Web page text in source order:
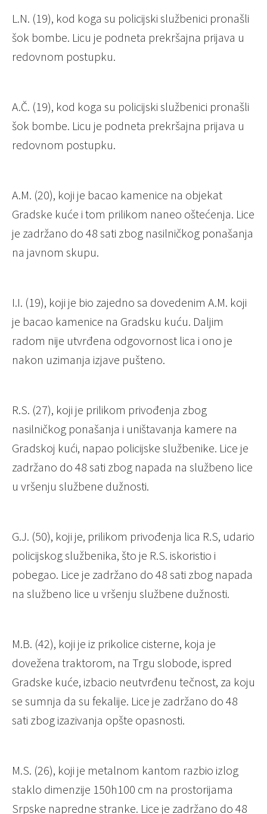
L.N. (19), kod koga su policijski službenici pronašli
šok bombe. Licu je podneta prekršajna prijava u
redovnom postupku.
A.Č. (19), kod koga su policijski službenici pronašli
šok bombe. Licu je podneta prekršajna prijava u
redovnom postupku.
A.M. (20), koji je bacao kamenice na objekat
Gradske kuće i tom prilikom naneo oštećenja. Lice
je zadržano do 48 sati zbog nasilničkog ponašanja
na javnom skupu.
I.I. (19), koji je bio zajedno sa dovedenim A.M. koji
je bacao kamenice na Gradsku kuću. Daljim
radom nije utvrđena odgovornost lica i ono je
nakon uzimanja izjave pušteno.
R.S. (27), koji je prilikom privođenja zbog
nasilničkog ponašanja i uništavanja kamere na
Gradskoj kući, napao policijske službenike. Lice je
zadržano do 48 sati zbog napada na službeno lice
u vršenju službene dužnosti.
G.J. (50), koji je, prilikom privođenja lica R.S, udario
policijskog službenika, što je R.S. iskoristio i
pobegao. Lice je zadržano do 48 sati zbog napada
na službeno lice u vršenju službene dužnosti.
M.B. (42), koji je iz prikolice cisterne, koja je
dovežena traktorom, na Trgu slobode, ispred
Gradske kuće, izbacio neutvrđenu tečnost, za koju
se sumnja da su fekalije. Lice je zadržano do 48
sati zbog izazivanja opšte opasnosti.
M.S. (26), koji je metalnom kantom razbio izlog
staklo dimenzije 150h100 cm na prostorijama
Srpske napredne stranke. Lice je zadržano do 48